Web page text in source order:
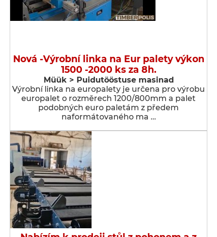
Nová -Výrobní linka na Eur palety výkon
1500 -2000 ks za 8h.
Müük > Puidutööstuse masinad
Výrobní linka na europalety je určena pro výrobu
europalet o rozměrech 1200/800mm a palet
podobných euro paletám z předem
naformátovaného ma …